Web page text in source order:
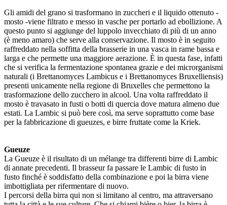
Gli amidi del grano si trasformano in zuccheri e il liquido ottenuto -
mosto -viene filtrato e messo in vasche per portarlo ad ebollizione. A
questo punto si aggiunge del luppolo invecchiato di più di un anno
(è meno amaro) che serve alla conservazione. Il mosto è in seguito
raffreddato nella soffitta della brasserie in una vasca in rame bassa e
larga e che permette una maggiore aerazione. È in questa fase, infatti
che si verifica la fermentazione spontanea grazie e dei microrganismi
naturali (i Brettanomyces Lambicus e i Brettanomyces Bruxelliensis)
presenti unicamente nella regione di Bruxelles che permettono la
trasformazione dello zucchero in alcool. Una volta raffreddato il
mosto è travasato in fusti o botti di quercia dove matura almeno due
estati. La Lambic si può bere così, ma serve soprattutto come base
per la fabbricazione di gueuzes, e birre fruttate come la Kriek.
Gueuze
La Gueuze è il risultato di un mélange tra differenti birre di Lambic
di annate precedenti. Il brasseur fa passare le Lambic di fusto in
fusto finché è soddisfatto della combinazione e poi la birra viene
imbottigliata per rifermentare di nuovo.
I percorsi della birra qui non si limitano al centro, ma attraversano